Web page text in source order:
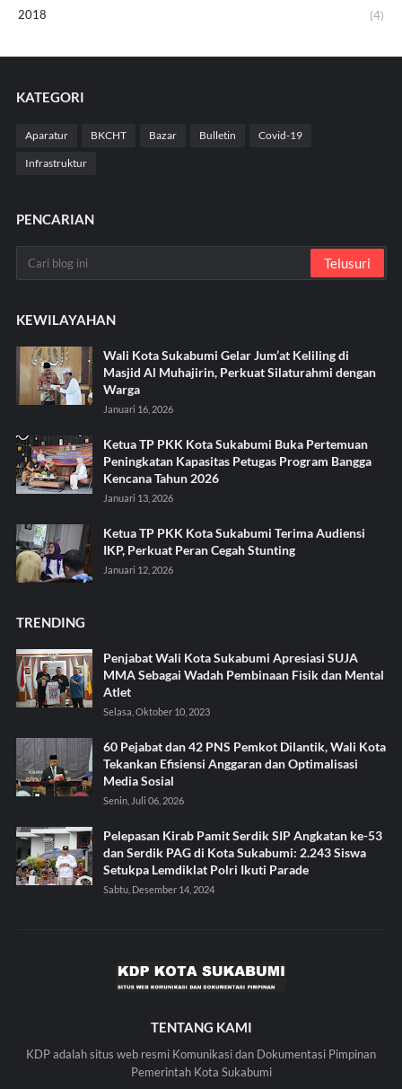
2018
(4)
KATEGORI
Aparatur BKCHT Bazar Bulletin Covid-19
Infrastruktur
PENCARIAN
KEWILAYAHAN
Wali Kota Sukabumi Gelar Jum’at Keliling di
Masjid Al Muhajirin, Perkuat Silaturahmi dengan
Warga
Januari 16, 2026
Ketua TP PKK Kota Sukabumi Buka Pertemuan
Peningkatan Kapasitas Petugas Program Bangga
Kencana Tahun 2026
Januari 13, 2026
Ketua TP PKK Kota Sukabumi Terima Audiensi
IKP, Perkuat Peran Cegah Stunting
Januari 12, 2026
TRENDING
Penjabat Wali Kota Sukabumi Apresiasi SUJA
MMA Sebagai Wadah Pembinaan Fisik dan Mental
Atlet
Selasa, Oktober 10, 2023
60 Pejabat dan 42 PNS Pemkot Dilantik, Wali Kota
Tekankan Efisiensi Anggaran dan Optimalisasi
Media Sosial
Senin, Juli 06, 2026
Pelepasan Kirab Pamit Serdik SIP Angkatan ke-53
dan Serdik PAG di Kota Sukabumi: 2.243 Siswa
Setukpa Lemdiklat Polri Ikuti Parade
Sabtu, Desember 14, 2024
TENTANG KAMI
KDP adalah situs web resmi Komunikasi dan Dokumentasi Pimpinan
Pemerintah Kota Sukabumi